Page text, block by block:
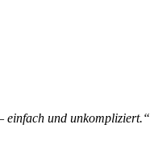
einfach und unkompliziert.“